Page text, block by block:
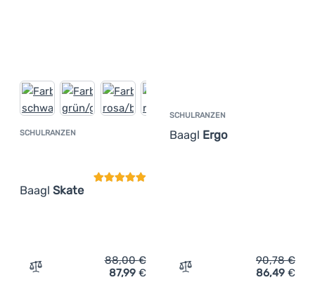
SCHULRANZEN
Baagl Skate
Kundenbewertung
Zum Vergleich 'Schulranzen Baagl Skate' hinzufügen
88,00€
87,99 €
SCHULRANZEN
Baagl Ergo
Zum Vergleich
90,78€
86,49 €